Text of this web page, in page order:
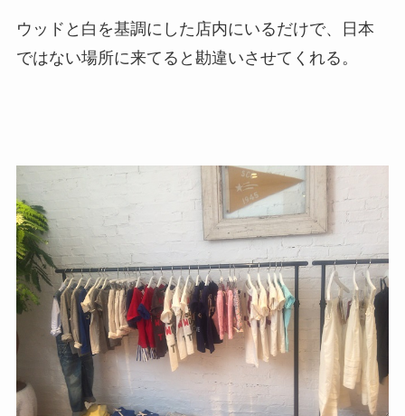
ウッドと白を基調にした店内にいるだけで、日本
ではない場所に来てると勘違いさせてくれる。